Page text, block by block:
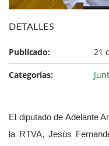
DETALLES
Publicado: 21
Categorías:
El diputado de Adelante
la RTVA, Jesús